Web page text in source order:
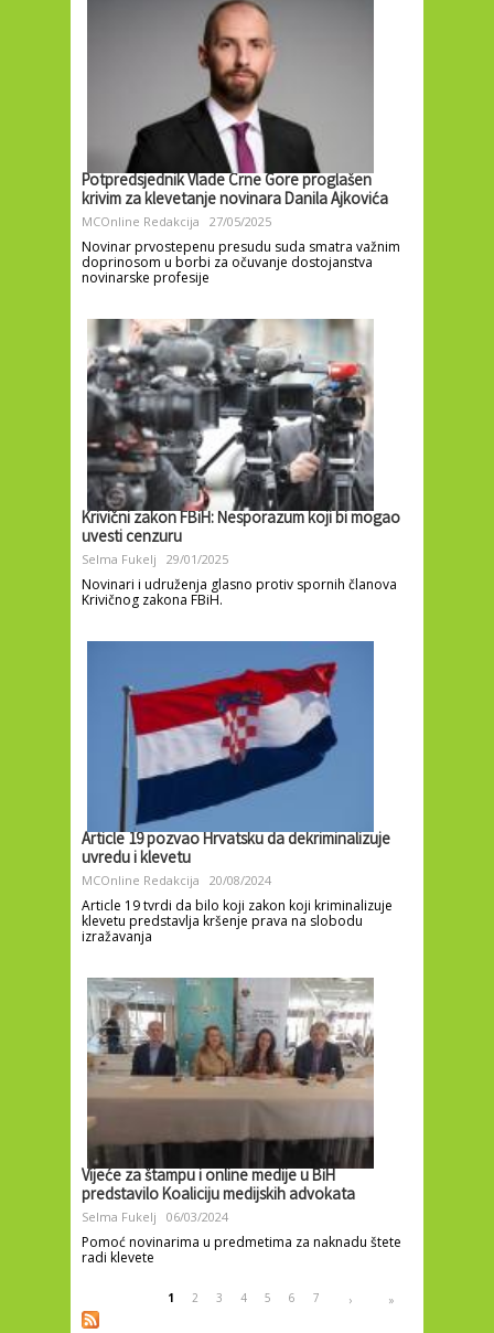
Potpredsjednik Vlade Crne Gore proglašen
krivim za klevetanje novinara Danila Ajkovića
MCOnline Redakcija 27/05/2025
Novinar prvostepenu presudu suda smatra važnim
doprinosom u borbi za očuvanje dostojanstva
novinarske profesije
Krivični zakon FBiH: Nesporazum koji bi mogao
uvesti cenzuru
Selma Fukelj 29/01/2025
Novinari i udruženja glasno protiv spornih članova
Krivičnog zakona FBiH.
Article 19 pozvao Hrvatsku da dekriminalizuje
uvredu i klevetu
MCOnline Redakcija 20/08/2024
Article 19 tvrdi da bilo koji zakon koji kriminalizuje
klevetu predstavlja kršenje prava na slobodu
izražavanja
Vijeće za štampu i online medije u BiH
predstavilo Koaliciju medijskih advokata
Selma Fukelj 06/03/2024
Pomoć novinarima u predmetima za naknadu štete
radi klevete
Pages 1 2 3 4 5 6 7 › »